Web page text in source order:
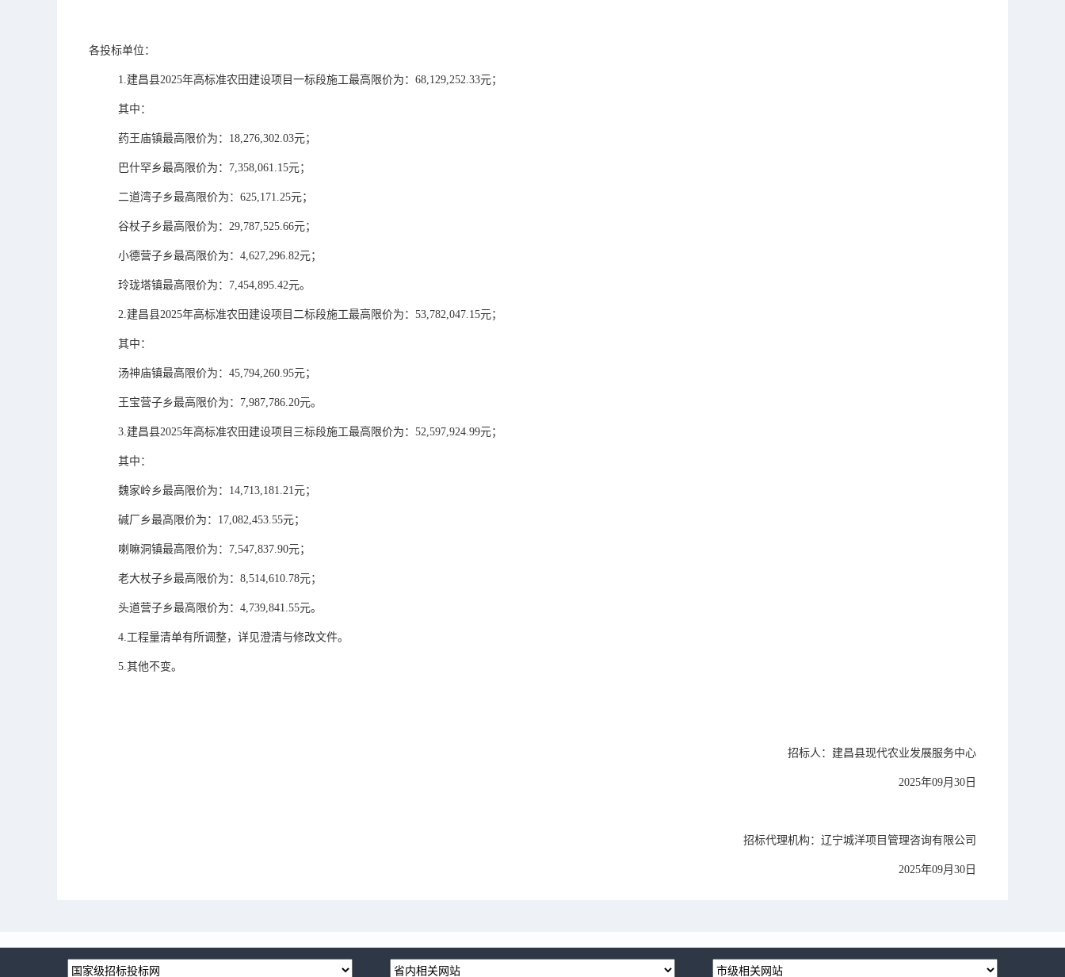
各投标单位：
1.建昌县2025年高标准农田建设项目一标段施工最高限价为：68,129,252.33元；
其中：
药王庙镇最高限价为： 18,276,302.03元；
巴什罕乡最高限价为： 7,358,061.15元；
二道湾子乡最高限价为：625,171.25元；
谷杖子乡最高限价为：29,787,525.66元；
小德营子乡最高限价为：4,627,296.82元；
玲珑塔镇最高限价为： 7,454,895.42元。
2.建昌县2025年高标准农田建设项目二标段施工最高限价为：53,782,047.15元；
其中：
汤神庙镇最高限价为：45,794,260.95元；
王宝营子乡最高限价为： 7,987,786.20元。
3.建昌县2025年高标准农田建设项目三标段施工最高限价为：52,597,924.99元；
其中：
魏家岭乡最高限价为： 14,713,181.21元；
碱厂乡最高限价为： 17,082,453.55元；
喇嘛洞镇最高限价为： 7,547,837.90元；
老大杖子乡最高限价为：8,514,610.78元；
头道营子乡最高限价为：4,739,841.55元。
4.工程量清单有所调整，详见澄清与修改文件。
5.其他不变。
招标人： 建昌县现代农业发展服务中心
2025年09月 30 日
招标代理机构： 辽宁城洋项目管理咨询有限公司
2025年09月 30 日